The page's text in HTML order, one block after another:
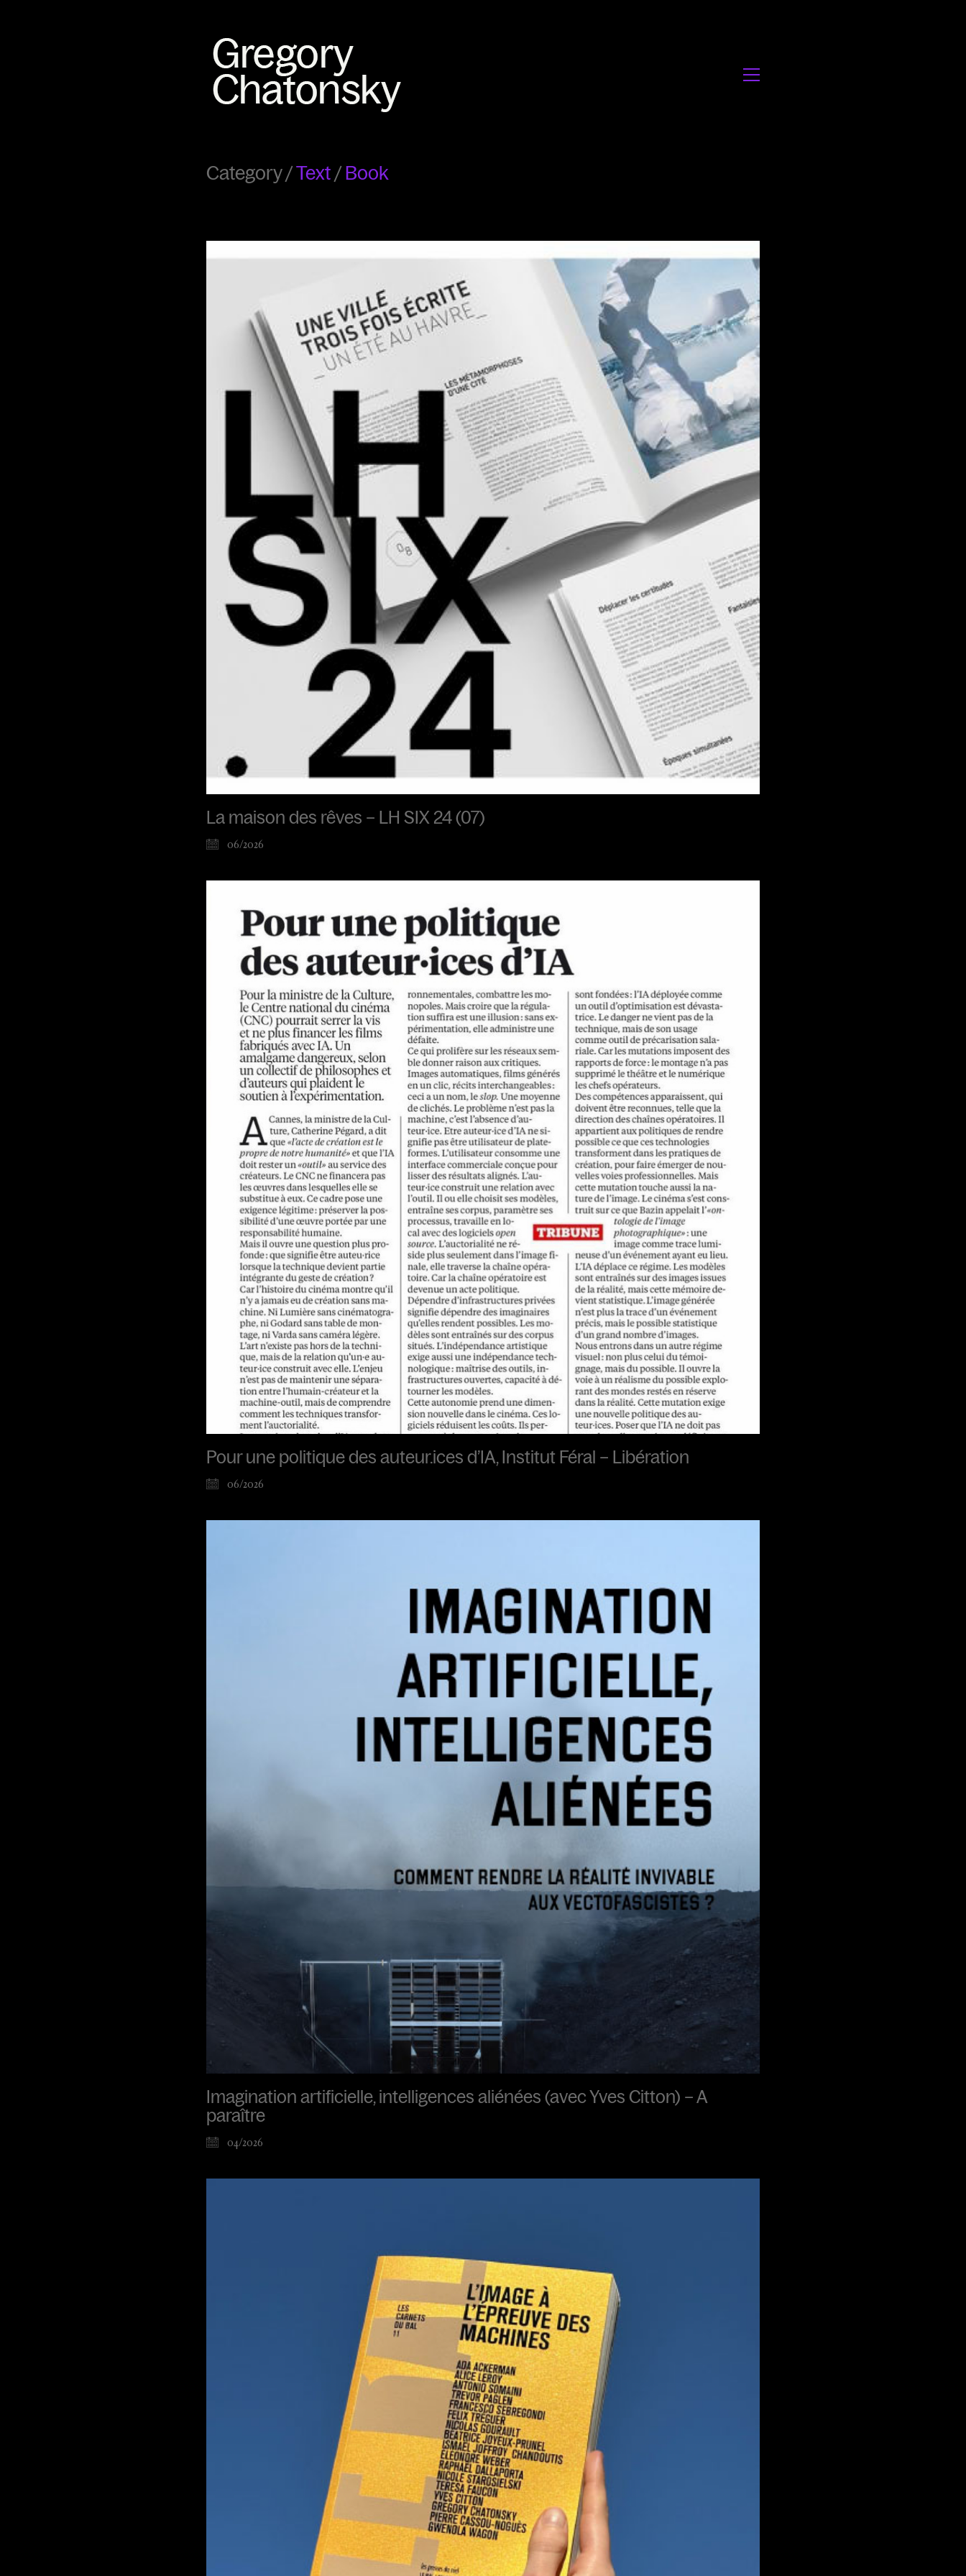
Category /Text /Book
La maison des rêves – LH SIX 24 (07)
06/2026
Pour une politique des auteur.ices d’IA, Institut Féral – Libération
06/2026
Imagination artificielle, intelligences aliénées (avec Yves Citton) – A
paraître
04/2026